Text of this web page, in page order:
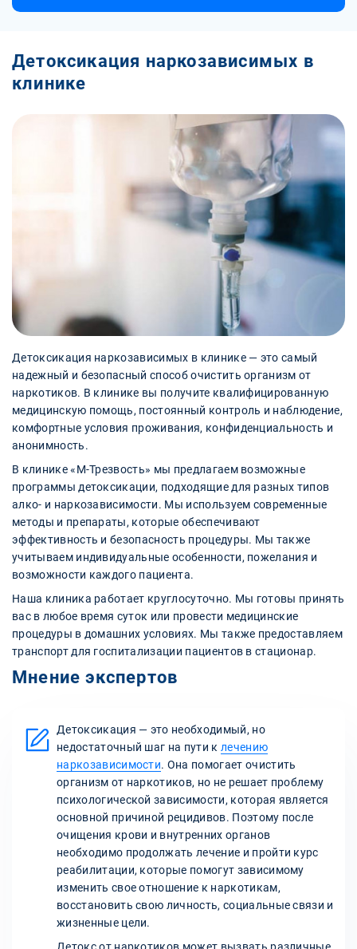
Детоксикация наркозависимых в
клинике
Детоксикация наркозависимых в клинике — это самый
надежный и безопасный способ очистить организм от
наркотиков. В клинике вы получите квалифицированную
медицинскую помощь, постоянный контроль и наблюдение,
комфортные условия проживания, конфиденциальность и
анонимность.
В клинике «М-Трезвость» мы предлагаем возможные
программы детоксикации, подходящие для разных типов
алко- и наркозависимости. Мы используем современные
методы и препараты, которые обеспечивают
эффективность и безопасность процедуры. Мы также
учитываем индивидуальные особенности, пожелания и
возможности каждого пациента.
Наша клиника работает круглосуточно. Мы готовы принять
вас в любое время суток или провести медицинские
процедуры в домашних условиях. Мы также предоставляем
транспорт для госпитализации пациентов в стационар.
Мнение экспертов
Детоксикация — это необходимый, но
недостаточный шаг на пути к лечению
наркозависимости. Она помогает очистить
организм от наркотиков, но не решает проблему
психологической зависимости, которая является
основной причиной рецидивов. Поэтому после
очищения крови и внутренних органов
необходимо продолжать лечение и пройти курс
реабилитации, которые помогут зависимому
изменить свое отношение к наркотикам,
восстановить свою личность, социальные связи и
жизненные цели.